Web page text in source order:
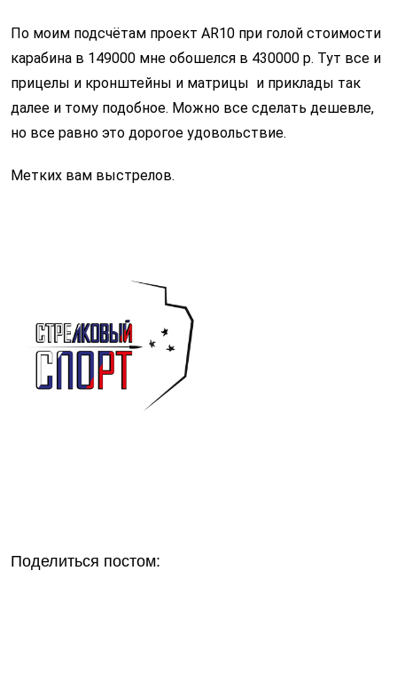
По моим подсчётам проект AR10 при голой стоимости
карабина в 149000 мне обошелся в 430000 р. Тут все и
прицелы и кронштейны и матрицы и приклады так
далее и тому подобное. Можно все сделать дешевле,
но все равно это дорогое удовольствие.
Метких вам выстрелов.
Поделиться постом: